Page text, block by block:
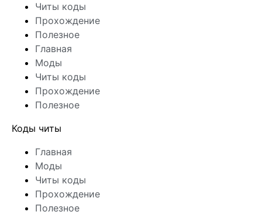
Читы коды
Прохождение
Полезное
Главная
Моды
Читы коды
Прохождение
Полезное
Коды читы
Главная
Моды
Читы коды
Прохождение
Полезное